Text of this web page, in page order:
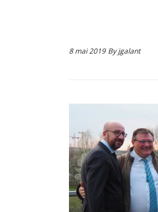
8 mai 2019 Byjgalant